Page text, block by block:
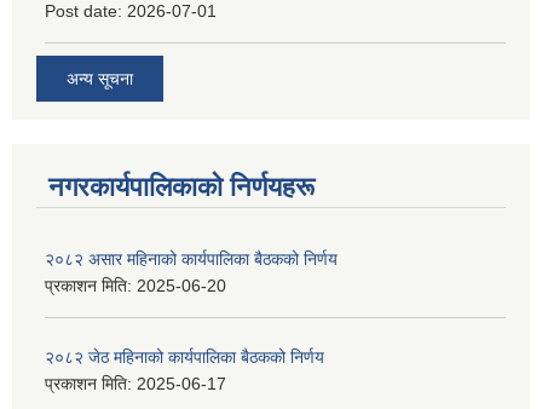
Post date: 2026-07-01
अन्य सूचना
नगरकार्यपालिकाकाे निर्णयहरू
२०८२ असार महिनाको कार्यपालिका बैठकको निर्णय
प्रकाशन मिति: 2025-06-20
२०८२ जेठ महिनाको कार्यपालिका बैठकको निर्णय
प्रकाशन मिति: 2025-06-17